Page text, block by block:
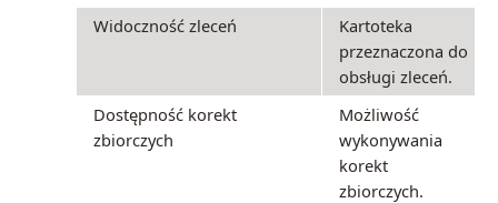
Widoczność zleceń
Kartoteka
przeznaczona do
obsługi zleceń.
Dostępność korekt
zbiorczych
Możliwość
wykonywania
korekt
zbiorczych.